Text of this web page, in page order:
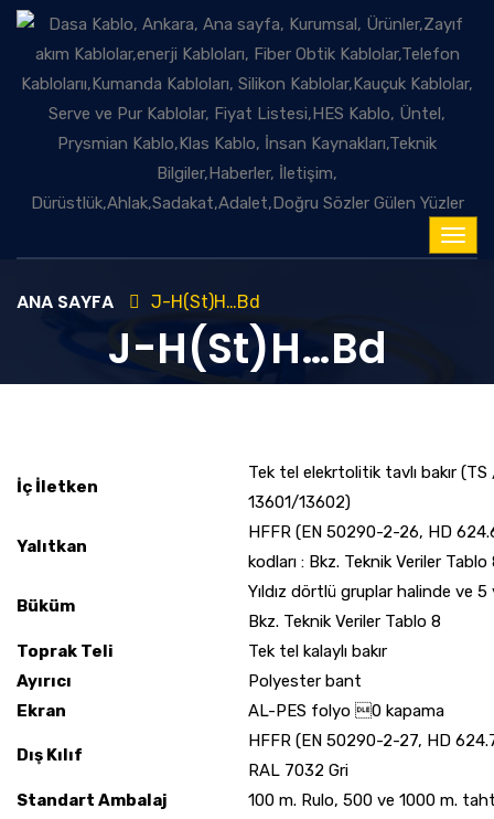
ANA SAYFA J-H(St)H…Bd
J-H(St)H…Bd
İç İletken
Tek tel elekrtolitik tavlı bakır
13601/13602)
Yalıtkan
HFFR (EN 50290-2-26, HD
kodları : Bkz. Teknik Veriler Tablo
Büküm
Yıldız dörtlü gruplar halinde ve
Bkz. Teknik Veriler Tablo 8
Toprak Teli
Tek tel kalaylı bakır
Ayırıcı
Polyester bant
Ekran
AL-PES folyo 0 kapama
Dış Kılıf
HFFR (EN 50290-2-27, HD
RAL 7032 Gri
Standart Ambalaj
100 m. Rulo, 500 ve 1000 m.